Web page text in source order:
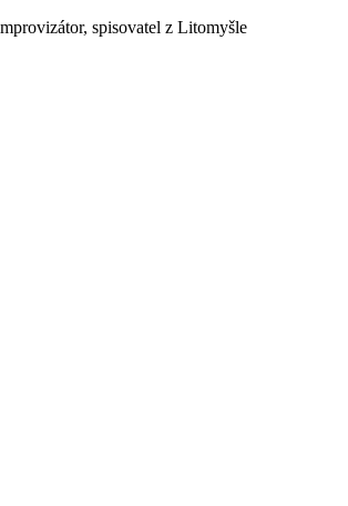
spisovatel z Litomyšle